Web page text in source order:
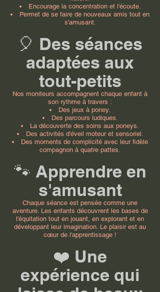
Encourage la concentration et l'écoute.
Permet de se faire de nouveaux amis tout en
s'amusant.
🎈 Des séances
adaptées aux
tout-petits
Nos moniteurs accompagnent chaque enfant à
son rythme à travers :
Des jeux à poney.
Des parcours ludiques.
La découverte des soins aux poneys.
Des activités d'éveil moteur et sensoriel.
Des moments de complicité avec leur fidèle
compagnon à quatre pattes.
🐾 Apprendre en
s'amusant
Chaque séance est pensée comme une
aventure. Les enfants découvrent les bases de
l'équitation tout en jouant, en explorant et en
développant leur imagination. Le plaisir est au
cœur de l'apprentissage !
❤️ Une
expérience qui